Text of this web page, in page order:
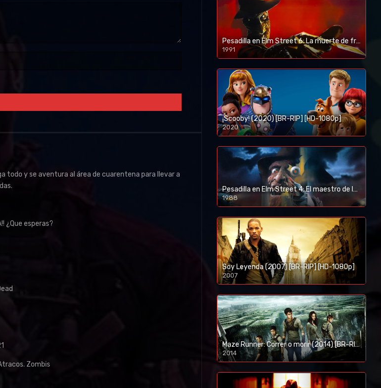
todo y se aventura al área de cuarentena para llevar a
¿Que esperas?
Zombis
Pesadilla en Elm Street 6: La muerte de freddy (1991) [BR-RIP] [HD-1080p]
1991
¡Scooby! (2020) [BR-RIP] [HD-1080p]
2020
1080p/720p
Pesadilla en Elm Street 4: El maestro de los sueños (1988) [BR-RIP] [HD-1080p]
1988
Soy Leyenda (2007) [BR-RIP] [HD-1080p]
2007
1080p/720p
Maze Runner: Correr o morir (2014) [BR-RIP] [HD-1080p]
2014
1080p/720p